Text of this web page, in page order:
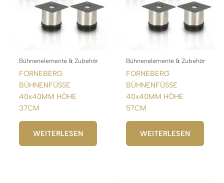
Bühnenelemente & Zubehör
FORNEBERG
BÜHNENFÜSSE
40x40MM HÖHE
37CM
WEITERLESEN
Bühnenelemente & Zubehör
FORNEBERG
BÜHNENFÜSSE
40x40MM HÖHE
57CM
WEITERLESEN